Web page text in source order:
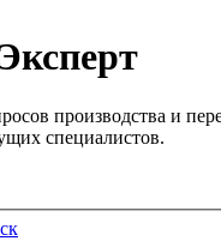
производства и
специалистов.